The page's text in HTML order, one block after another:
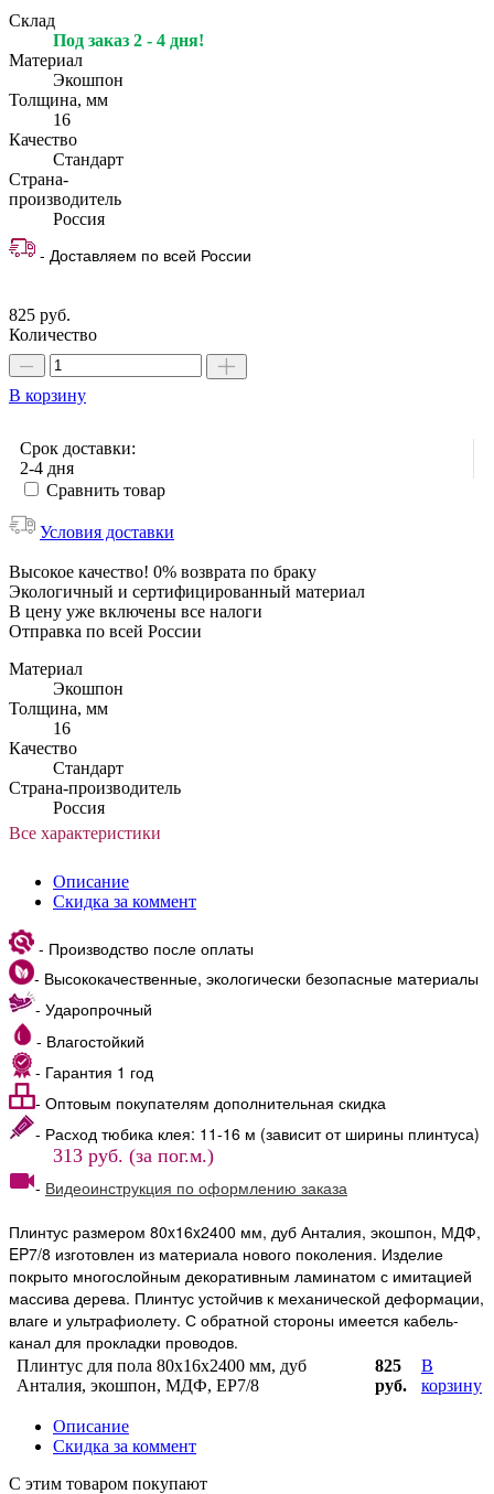
Склад
Под заказ 2 - 4 дня!
Материал
Экошпон
Толщина, мм
16
Качество
Стандарт
Страна-
производитель
Россия
- Доставляем по всей России
825 руб.
Количество
В корзину
Срок доставки:
2-4 дня
Сравнить товар
Условия доставки
Высокое качество! 0% возврата по браку
Экологичный и сертифицированный материал
В цену уже включены все налоги
Отправка по всей России
Материал
Экошпон
Толщина, мм
16
Качество
Стандарт
Страна-производитель
Россия
Все характеристики
Описание
Скидка за коммент
- Производство после оплаты
- Высококачественные, экологически безопасные материалы
- Ударопрочный
- Влагостойкий
- Гарантия 1 год
- Оптовым покупателям дополнительная скидка
- Расход тюбика клея: 11-16 м (зависит от ширины плинтуса)
313 руб. (за пог.м.)
- Видеоинструкция по оформлению заказа
Плинтус размером 80x16x2400 мм, дуб Анталия, экошпон, МДФ,
EP7/8 изготовлен из материала нового поколения. Изделие
покрыто многослойным декоративным ламинатом с имитацией
массива дерева. Плинтус устойчив к механической деформации,
влаге и ультрафиолету. С обратной стороны имеется кабель-
канал для прокладки проводов.
Плинтус для пола 80x16x2400 мм, дуб
Анталия, экошпон, МДФ, ЕР7/8
825
руб.
В
корзину
Описание
Скидка за коммент
С этим товаром покупают